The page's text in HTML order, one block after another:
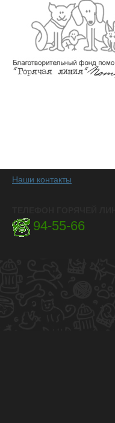
Наши контакты
94-55-66